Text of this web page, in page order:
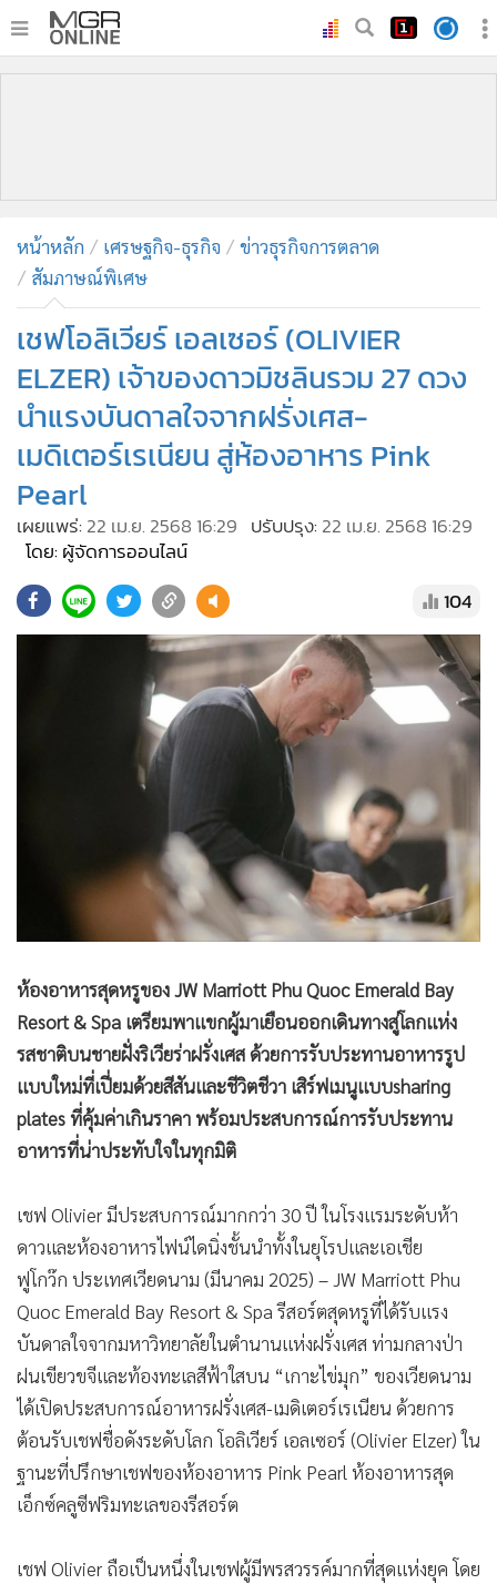
• บันเทิง
• ผู้จัดการรายวัน
คอลัมนิสต์
• CbizReview
• Cyber BIZ
• ผู้จัดกวน
• Good health & Well-being
• Green Innovation & SD
Management & HR
• MGR Live
• Infographic
ชุมชน-คุณภาพชีวิต
• อาชญากรรม
• Motoring
• เกม
• วิทยาศาสตร์
• SMEs
• หุ้น
• อินโดจีน
• Celeb Online
• Factcheck
• ญี่ปุ่น
• News1
• Gotomanager
หน้าหลัก เศรษฐกิจ-ธุรกิจ
ข่าวธุรกิจการตลาด
สัมภาษณ์พิเศษ
เชฟโอลิเวียร์ เอลเซอร์ (OLIVIER
ELZER) เจ้าของดาวมิชลินรวม 27 ดวง
นำแรงบันดาลใจจากฝรั่งเศส-
เมดิเตอร์เรเนียน สู่ห้องอาหาร Pink
Pearl
เผยแพร่: 22 เม.ย. 2568 16:29 ปรับปรุง: 22 เม.ย. 2568 16:29
โดย: ผู้จัดการออนไลน์
104
ห้องอาหารสุดหรูของ JW Marriott Phu Quoc Emerald Bay
Resort & Spa เตรียมพาแขกผู้มาเยือนออกเดินทางสู่โลกแห่ง
รสชาติบนชายฝั่งริเวียร่าฝรั่งเศส ด้วยการรับประทานอาหารรูป
แบบใหม่ที่เปี่ยมด้วยสีสันและชีวิตชีวา เสิร์ฟเมนูแบบsharing
plates ที่คุ้มค่าเกินราคา พร้อมประสบการณ์การรับประทาน
อาหารที่น่าประทับใจในทุกมิติ
เชฟ Olivier มีประสบการณ์มากกว่า 30 ปี ในโรงแรมระดับห้า
ดาวและห้องอาหารไฟน์ไดนิ่งชั้นนำทั้งในยุโรปและเอเชีย
ฟูโกว๊ก ประเทศเวียดนาม (มีนาคม 2025) – JW Marriott Phu
Quoc Emerald Bay Resort & Spa รีสอร์ตสุดหรูที่ได้รับแรง
บันดาลใจจากมหาวิทยาลัยในตำนานแห่งฝรั่งเศส ท่ามกลางป่า
ฝนเขียวขจีและท้องทะเลสีฟ้าใสบน “เกาะไข่มุก” ของเวียดนาม
ได้เปิดประสบการณ์อาหารฝรั่งเศส-เมดิเตอร์เรเนียน ด้วยการ
ต้อนรับเชฟชื่อดังระดับโลก โอลิเวียร์ เอลเซอร์ (Olivier Elzer) ใน
ฐานะที่ปรึกษาเชฟของห้องอาหาร Pink Pearl ห้องอาหารสุด
เอ็กซ์คลูซีฟริมทะเลของรีสอร์ต
เชฟ Olivier ถือเป็นหนึ่งในเชฟผู้มีพรสวรรค์มากที่สุดแห่งยุค โดย